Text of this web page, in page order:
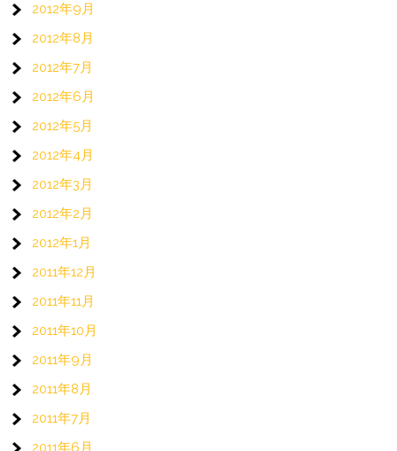
2012年9月
2012年8月
2012年7月
2012年6月
2012年5月
2012年4月
2012年3月
2012年2月
2012年1月
2011年12月
2011年11月
2011年10月
2011年9月
2011年8月
2011年7月
2011年6月